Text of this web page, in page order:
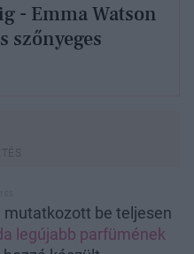
- Emma Watson
szőnyeges
mutatkozott be teljesen
legújabb parfümének